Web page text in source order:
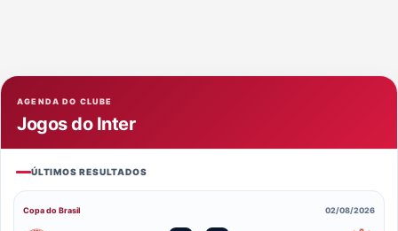
AGENDA DO CLUBE
Jogos do Inter
ÚLTIMOS RESULTADOS
Copa do Brasil 02/08/2026